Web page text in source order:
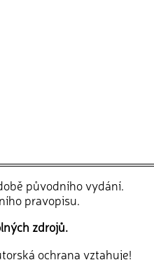
původního vydání.
pravopisu.
zdrojů.
ochrana vztahuje!